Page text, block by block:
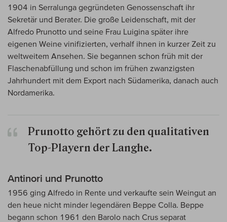
1904 in Serralunga gegründeten Genossenschaft ihr
Sekretär und Berater. Die große Leidenschaft, mit der
Alfredo Prunotto und seine Frau Luigina später ihre
eigenen Weine vinifizierten, verhalf ihnen in kurzer Zeit zu
weltweitem Ansehen. Sie begannen schon früh mit der
Flaschenabfüllung und schon im frühen zwanzigsten
Jahrhundert mit dem Export nach Südamerika, danach auch
Nordamerika.
Prunotto gehört zu den qualitativen
Top-Playern der Langhe.
Antinori und Prunotto
1956 ging Alfredo in Rente und verkaufte sein Weingut an
den heue nicht minder legendären Beppe Colla. Beppe
begann schon 1961 den Barolo nach Crus separat